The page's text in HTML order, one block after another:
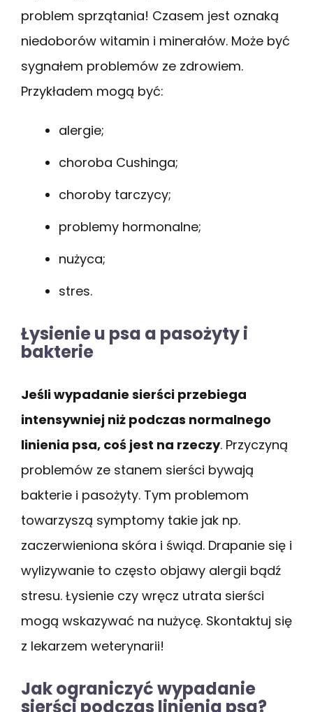
problem sprzątania! Czasem jest oznaką
niedoborów witamin i minerałów. Może być
sygnałem problemów ze zdrowiem.
Przykładem mogą być:
alergie;
choroba Cushinga;
choroby tarczycy;
problemy hormonalne;
nużyca;
stres.
Łysienie u psa a pasożyty i
bakterie
Jeśli wypadanie sierści przebiega
intensywniej niż podczas normalnego
linienia psa, coś jest na rzeczy. Przyczyną
problemów ze stanem sierści bywają
bakterie i pasożyty. Tym problemom
towarzyszą symptomy takie jak np.
zaczerwieniona skóra i świąd. Drapanie się i
wylizywanie to często objawy alergii bądź
stresu. Łysienie czy wręcz utrata sierści
mogą wskazywać na nużycę. Skontaktuj się
z lekarzem weterynarii!
Jak ograniczyć wypadanie
sierści podczas linienia psa?